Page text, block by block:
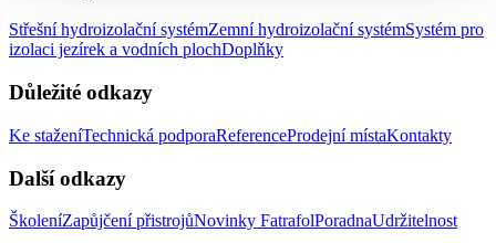
Střešní hydroizolační systémZemní hydroizolační systémSystém pro
izolaci jezírek a vodních plochDoplňky
Důležité odkazy
Ke staženíTechnická podporaReferenceProdejní místaKontakty
Další odkazy
ŠkoleníZapůjčení přistrojůNovinky FatrafolPoradnaUdržitelnost